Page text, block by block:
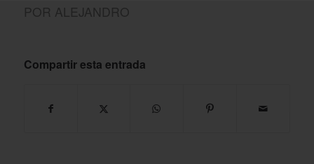
POR ALEJANDRO
Compartir esta entrada